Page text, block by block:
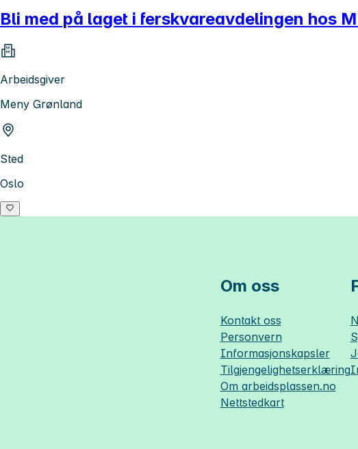
Bli med på laget i ferskvareavdelingen hos
Arbeidsgiver
Meny Grønland
Sted
Oslo
Om oss
Kontakt oss
Personvern
Informasjonskapsler
Tilgjengelighetserklæring
Om arbeidsplassen.no
Nettstedkart